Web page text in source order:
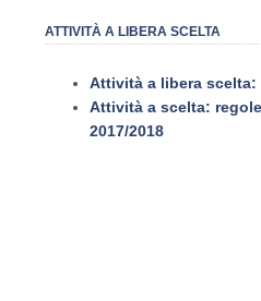
ATTIVITÀ A LIBERA SCELTA
Attività a libera scelta:
Attività a scelta:
2017/2018